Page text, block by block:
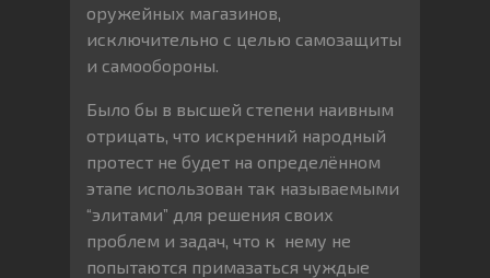
оружейных магазинов,
исключительно с целью самозащиты
и самообороны.
Было бы в высшей степени наивным
отрицать, что искренний народный
протест не будет на определённом
этапе использован так называемыми
“элитами” для решения своих
проблем и задач, что к нему не
попытаются примазаться чуждые